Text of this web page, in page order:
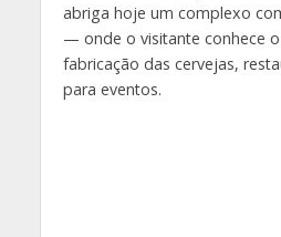
abriga hoje um complexo
— onde o visitante conhece
fabricação das cervejas,
para eventos.